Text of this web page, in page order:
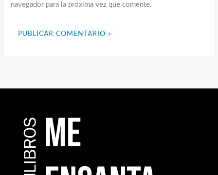
navegador para la próxima vez que comente.